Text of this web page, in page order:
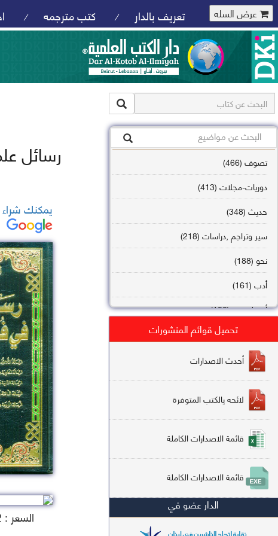
عرض السله تعريف بالدار / كتب مترجمه /
تصوف (466)
دوريات-مجلات (413)
حديث (348)
سير وتراجم ,دراسات (218)
نحو (188)
أدب (161)
أصول فقه (158)
تاريخ (138)
فقه شافعي (132)
فقه حنفي (113)
فقه مالكي (112)
تفسير قرآن (106)
علم كلام (96)
أخلاق وتصوف (91)
سير وتراجم (90)
تحميل قوائم المنشورات
أحدث الاصدارات
لائحه يالكتب المتوفرة
قائمة الاصدارات الكاملة
قائمة الاصدارات الكاملة
الدار عضو في
رسائل
يمكنك
السعر : 12$